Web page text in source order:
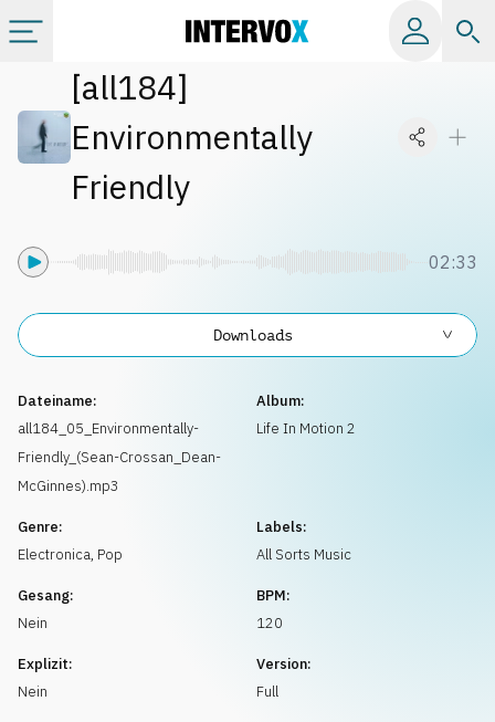
Kategorien
Info
[all184]
Environmentally
Friendly
02:33
Dateiname:
all184_05_Environmentally-
Friendly_(Sean-Crossan_Dean-
McGinnes).mp3
Album:
Life In Motion 2
Genre:
Electronica, Pop
Labels:
All Sorts Music
Gesang:
Nein
BPM:
120
Explizit:
Nein
Version:
Full
Downloads